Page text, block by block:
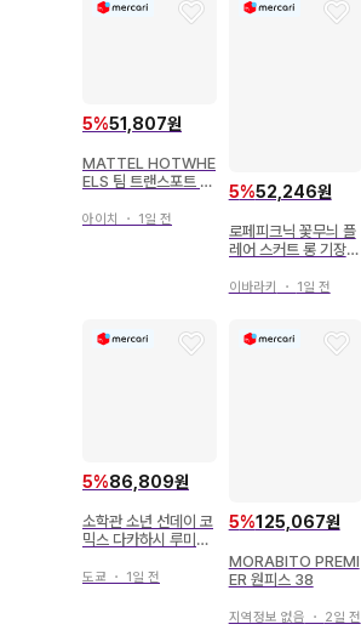
5%51,807원
MATTEL HOTWHE
ELS 팀 트랜스포트 H
신/와이드 오픈 #43
아이치 ・ 1일 전
5%52,246원
로페피크닉 꽃무늬 플
레어 스커트 롱 기장
이바라키 ・ 1일 전
5%86,809원
소학관 소년 선데이 코
믹스 다카하시 루미코
판 세트
도쿄 ・ 1일 전
5%125,067원
MORABITO PREMI
ER 원피스 38
지역정보 없음 ・ 2일 전